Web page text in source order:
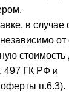
в случае
стоимость
497 ГК РФ и
оферты п.6.3).